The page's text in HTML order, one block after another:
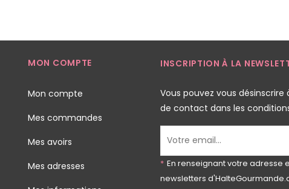
MON COMPTE
Mon compte
Mes commandes
Mes avoirs
Mes adresses
INSCRIPTION À LA
Vous pouvez vous
de contact dans les
* En renseignant votre adresse
newsletters